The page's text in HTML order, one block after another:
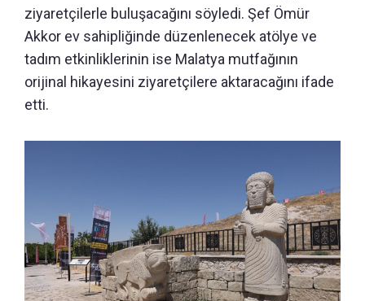
ziyaretçilerle buluşacağını söyledi. Şef Ömür
Akkor ev sahipliğinde düzenlenecek atölye ve
tadım etkinliklerinin ise Malatya mutfağının
orijinal hikayesini ziyaretçilere aktaracağını ifade
etti.